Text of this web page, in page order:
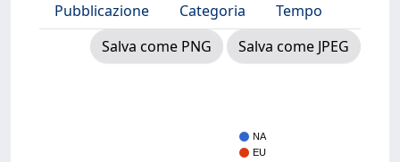
Pubblicazione
Categoria
Tempo
Salva come PNG
Salva come JPEG
NA
EU